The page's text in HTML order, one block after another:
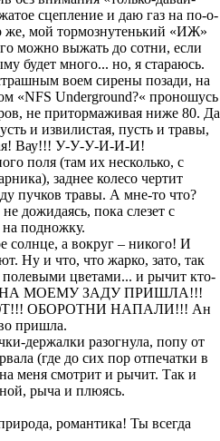
сцепление и даю газ на по-о-
мой тормознутенький «ИЖ»
можно выжать до сотни, если
будет много... но, я стараюсь.
воем сирены позади, на
«NFS Underground?« проношусь
не притормаживая ниже 80. Да
и извилистая, пусть и травы,
Вау!!! У-У-У-И-И-И!
поля (там их несколько, с
заднее колесо чертит
пучков травы. А мне-то что?
не дожидаясь, пока слезет с
подножку.
солнце, а вокруг – никого! И
Ну и что, что жарко, зато, так
цветами... и рычит кто-
МОЕМУ ЗАДУ ПРИШЛА!!!
ОБОРОТНИ НАПАЛИ!!! Ан
пришла.
держалки разогнула, попу от
(где до сих пор отпечатки в
меня смотрит и рычит. Так и
рыча и плюясь.
романтика! Ты всегда